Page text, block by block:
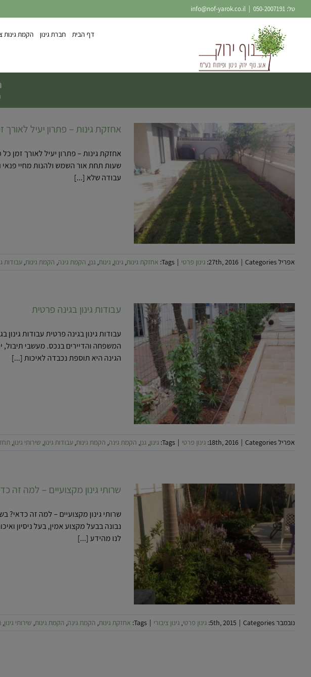
to
טל: 050-2007191
info@nof-yarok.co.il
דף הבית חברת גינון הקמת גינות
אחזקת גינות – פתרון יעיל לאורך
אחזקת גינות – פתרון יעיל לאורך
אחזקת גינות – פתרון יעיל לאורך
שעות תחת אור השמש ולהנות מחיי פנאי
עבודה שלא [...]
אפריל 27th, 2016 | Categories: גינון פרטי |
Tags: אחזקת גינות, גינון, גינות, גנן, הקמת גינה, הקמת גינות, עבודות
עבודות גינון בגינה פרטית
עבודות גינון בגינה פרטית
עבודות גינון בגינה פרטית עבודות
המשפחה והדיירים בנכס. מעשבי תיבול,
הגינה היא תוספת נכבדה לאיכות [...]
אפריל 18th, 2016 | Categories: גינון פרטי |
Tags: גינון, גנן, הקמת גינה, הקמת גינות, עבודות גינון, שירותי גינון,
שרותי גינון מקצועיים – למה זה
שרותי גינון מקצועיים – למה זה
שרותי גינון מקצועיים – למה זה
נבונה בבעל מקצוע אמין, בעל ניסיון
לנו מהידע [...]
נובמבר 5th, 2015 | Categories: גינון פרטי, גינון ציבורי |
Tags: אחזקת גינות, הקמת גינה, הקמת גינות, שירותי גינון,